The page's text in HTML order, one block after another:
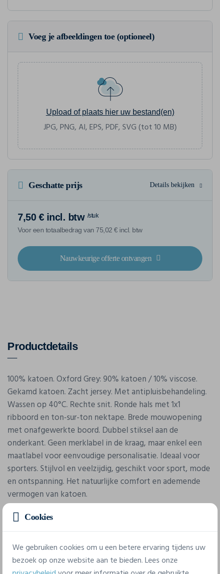
Voeg je afbeeldingen toe (optioneel)
Upload of plaats hier uw bestand(en)
JPG, PNG, AI, EPS, PDF, SVG (tot 10 MB)
Geschatte prijs Details bekijken
7,50 € incl. btw /stuk
Voor een totaalbedrag van 75,02 € incl. btw
Nauwkeurige offerte ontvangen
Productdetails
100% katoen. Oxford Grey: 90% katoen / 10% viscose.
Gekamd katoen. Zacht jersey. Met antipluisbehandeling.
Wassen op 40°C. Rechte snit. Ronde hals met 1x1
ribboord en ton-sur-ton nektape. Brede mouwopening
met onafgewerkte boord. Dubbel stiksel aan de
onderkant. Geen merklabel in de kraag, maar enkel een
maatlabel voor eenvoudige personalisatie. Ideaal voor
sporters. Stijlvol en veelzijdig, geschikt voor sport, mode
en ontspanning. Het natuurlijke comfort en ademende
vermogen van katoen.
Cookies
We gebruiken cookies om u een betere ervaring tijdens uw
bezoek op onze website aan te bieden. Lees onze